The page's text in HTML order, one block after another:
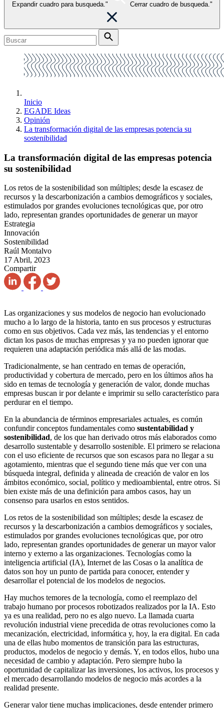
Expandir cuadro para busqueda." Cerrar cuadro de busqueda."
Inicio
EGADE Ideas
Opinión
La transformación digital de las empresas potencia su
sostenibilidad
La transformación digital de las empresas potencia
su sostenibilidad
Los retos de la sostenibilidad son múltiples; desde la escasez de
recursos y la descarbonización a cambios demográficos y sociales,
estimulados por grandes evoluciones tecnológicas que, por otro
lado, representan grandes oportunidades de generar un mayor
Estrategia
Innovación
Sostenibilidad
Raúl Montalvo
17 Abril, 2023
Compartir
Las organizaciones y sus modelos de negocio han evolucionado
mucho a lo largo de la historia, tanto en sus procesos y estructuras
como en sus objetivos. Cada vez más, las tendencias y el entorno
dictan los pasos de muchas empresas y ya no pueden ignorar que
requieren una adaptación periódica más allá de las modas.
Tradicionalmente, se han centrado en temas de operación,
productividad y cobertura de mercado, pero en los últimos años ha
sido en temas de tecnología y generación de valor, donde muchas
empresas buscan ir por delante e imprimir su sello característico para
perdurar en el tiempo.
En la abundancia de términos empresariales actuales, es común
confundir conceptos fundamentales como sustentabilidad y
sostenibilidad, de los que han derivado otros más elaborados como
desarrollo sustentable y desarrollo sostenible. El primero se relaciona
con el uso eficiente de recursos que son escasos para no llegar a su
agotamiento, mientras que el segundo tiene más que ver con una
búsqueda integral, definida y alineada de creación de valor en los
ámbitos económico, social, político y medioambiental, entre otros. Si
bien existe más de una definición para ambos casos, hay un
consenso para usarlos en estos sentidos.
Los retos de la sostenibilidad son múltiples; desde la escasez de
recursos y la descarbonización a cambios demográficos y sociales,
estimulados por grandes evoluciones tecnológicas que, por otro
lado, representan grandes oportunidades de generar un mayor valor
interno y externo a las organizaciones. Tecnologías como la
inteligencia artificial (IA), Internet de las Cosas o la analítica de
datos son hoy un punto de partida para conocer, entender y
desarrollar el potencial de los modelos de negocios.
Hay muchos temores de la tecnología, como el reemplazo del
trabajo humano por procesos robotizados realizados por la IA. Esto
ya es una realidad, pero no es algo nuevo. La llamada cuarta
revolución industrial viene precedida de otras revoluciones como la
mecanización, electricidad, informática y, hoy, la era digital. En cada
una de ellas hubo momentos de transición para las estructuras,
productos, modelos de negocio y demás. Y, en todos ellos, hubo una
necesidad de cambio y adaptación. Pero siempre hubo la
oportunidad de capitalizar las inversiones, los activos, los procesos y
el mercado desarrollando modelos de negocio más acordes a la
realidad presente.
Generar valor tiene muchas implicaciones, desde entender primero